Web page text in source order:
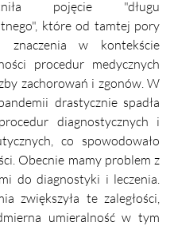
pojęcie "długu
które od tamtej pory
znaczenia w kontekście
procedur medycznych
zachorowań i zgonów. W
drastycznie spadła
diagnostycznych i
co spowodowało
Obecnie mamy problem z
do diagnostyki i leczenia.
zwiększyła te zaległości,
umieralność w tym